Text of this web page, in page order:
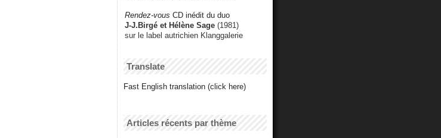
Rendez-vous CD inédit du duo
J-J.Birgé et Hélène Sage (1981)
sur le label autrichien Klanggalerie
Translate
Fast English translation (click here)
Articles récents par thème